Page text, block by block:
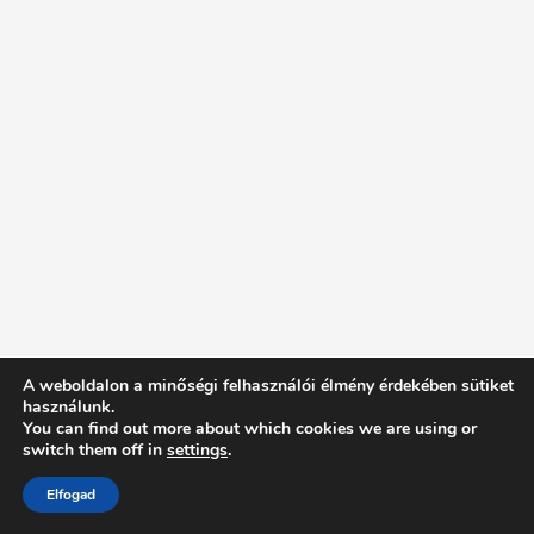
Intentionally Blank - Proudly powered by WordPress
A weboldalon a minőségi felhasználói élmény érdekében sütiket
használunk.
You can find out more about which cookies we are using or
switch them off in settings.
Elfogad